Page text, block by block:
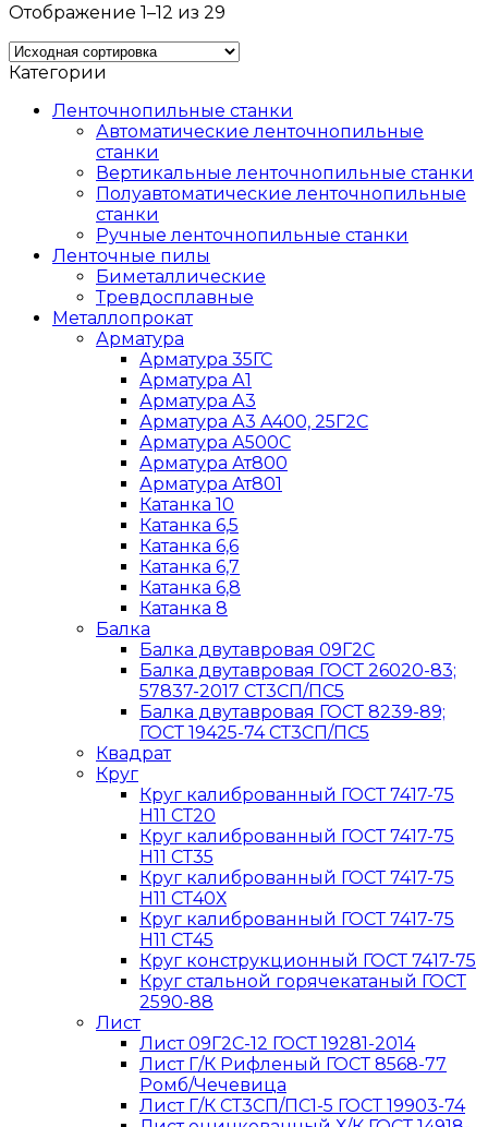
Отображение 1–12 из 29
Категории
Ленточнопильные станки
Автоматические ленточнопильные
станки
Вертикальные ленточнопильные станки
Полуавтоматические ленточнопильные
станки
Ручные ленточнопильные станки
Ленточные пилы
Биметаллические
Тревдосплавные
Металлопрокат
Арматура
Арматура 35ГС
Арматура А1
Арматура А3
Арматура А3 A400, 25Г2С
Арматура А500С
Арматура Ат800
Арматура Ат801
Катанка 10
Катанка 6,5
Катанка 6,6
Катанка 6,7
Катанка 6,8
Катанка 8
Балка
Балка двутавровая 09Г2С
Балка двутавровая ГОСТ 26020-83;
57837-2017 СТ3СП/ПС5
Балка двутавровая ГОСТ 8239-89;
ГОСТ 19425-74 СТ3СП/ПС5
Квадрат
Круг
Круг калиброванный ГОСТ 7417-75
H11 СТ20
Круг калиброванный ГОСТ 7417-75
H11 СТ35
Круг калиброванный ГОСТ 7417-75
H11 СТ40Х
Круг калиброванный ГОСТ 7417-75
H11 СТ45
Круг конструкционный ГОСТ 7417-75
Круг стальной горячекатаный ГОСТ
2590-88
Лист
Лист 09Г2С-12 ГОСТ 19281-2014
Лист Г/К Рифленый ГОСТ 8568-77
Ромб/Чечевица
Лист Г/К СТ3СП/ПС1-5 ГОСТ 19903-74